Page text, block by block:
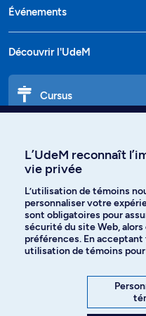
Événements
Découvrir l'UdeM
Cursus
Langues
Facebook
L’UdeM reconnaît
vie privée
L’utilisation de témoins
personnaliser votre
sont obligatoires pour
sécurité du site Web,
préférences. En
utilisation de témoins